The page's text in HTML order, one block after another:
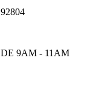
9AM - 11AM